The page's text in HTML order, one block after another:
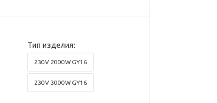
Тип изделия:
230V 2000W GY16
230V 3000W GY16